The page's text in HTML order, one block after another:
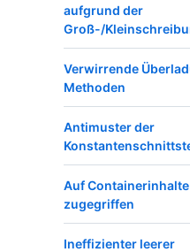
aufgrund der
Groß-/
Verwirrende
Methoden
Antimuster der
Auf
zugegriffen
Ineffizienter leerer